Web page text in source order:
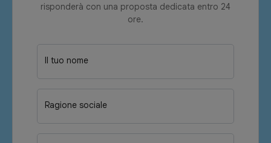
risponderà con una proposta dedicata entro 24
ore.
Il tuo nome
Ragione sociale